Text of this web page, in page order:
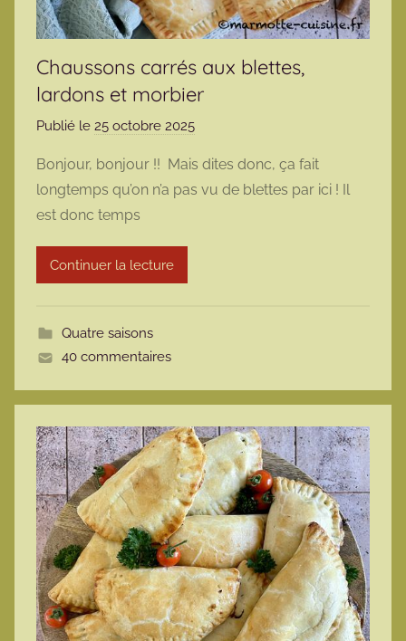
Chaussons carrés aux blettes,
lardons et morbier
Publié le 25 octobre 2025
r
m
Bonjour, bonjour !! Mais dites donc, ça fait
longtemps qu’on n’a pas vu de blettes par ici ! Il
est donc temps
Continuer la lecture
Quatre saisons
40 commentaires